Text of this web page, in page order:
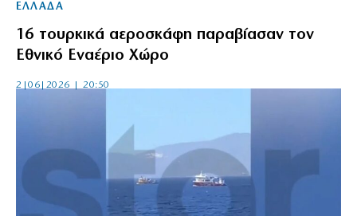
ΕΛΛΑΔΑ
16 τουρκικά αεροσκάφη παραβίασαν τον
Εθνικό Εναέριο Χώρο
2|06|2026 | 20:50